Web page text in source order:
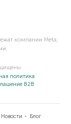
компании Meta,
политика
B2B
Новости Блог